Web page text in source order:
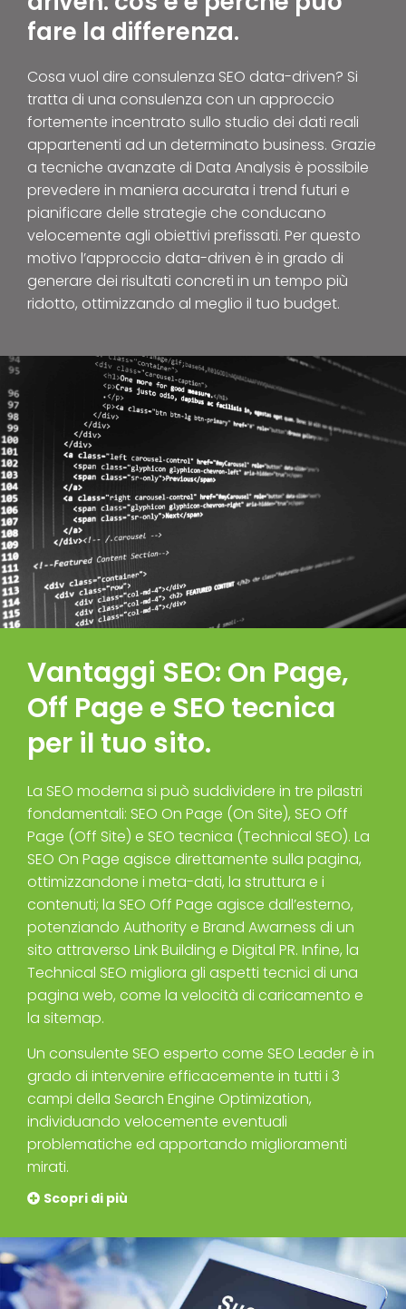
fare la differenza.
Cosa vuol dire consulenza SEO data-driven? Si
tratta di una consulenza con un approccio
fortemente incentrato sullo studio dei dati reali
appartenenti ad un determinato business. Grazie
a tecniche avanzate di Data Analysis è possibile
prevedere in maniera accurata i trend futuri e
pianificare delle strategie che conducano
velocemente agli obiettivi prefissati. Per questo
motivo l’approccio data-driven è in grado di
generare dei risultati concreti in un tempo più
ridotto, ottimizzando al meglio il tuo budget.
Vantaggi SEO: On Page,
Off Page e SEO tecnica
per il tuo sito.
La SEO moderna si può suddividere in tre pilastri
fondamentali: SEO On Page (On Site), SEO Off
Page (Off Site) e SEO tecnica (Technical SEO). La
SEO On Page agisce direttamente sulla pagina,
ottimizzandone i meta-dati, la struttura e i
contenuti; la SEO Off Page agisce dall’esterno,
potenziando Authority e Brand Awarness di un
sito attraverso Link Building e Digital PR. Infine, la
Technical SEO migliora gli aspetti tecnici di una
pagina web, come la velocità di caricamento e
la sitemap.
Un consulente SEO esperto come SEO Leader è in
grado di intervenire efficacemente in tutti i 3
campi della Search Engine Optimization,
individuando velocemente eventuali
problematiche ed apportando miglioramenti
mirati.
Scopri di più